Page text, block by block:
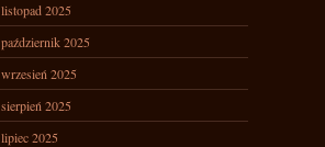
listopad 2025
październik 2025
wrzesień 2025
sierpień 2025
lipiec 2025